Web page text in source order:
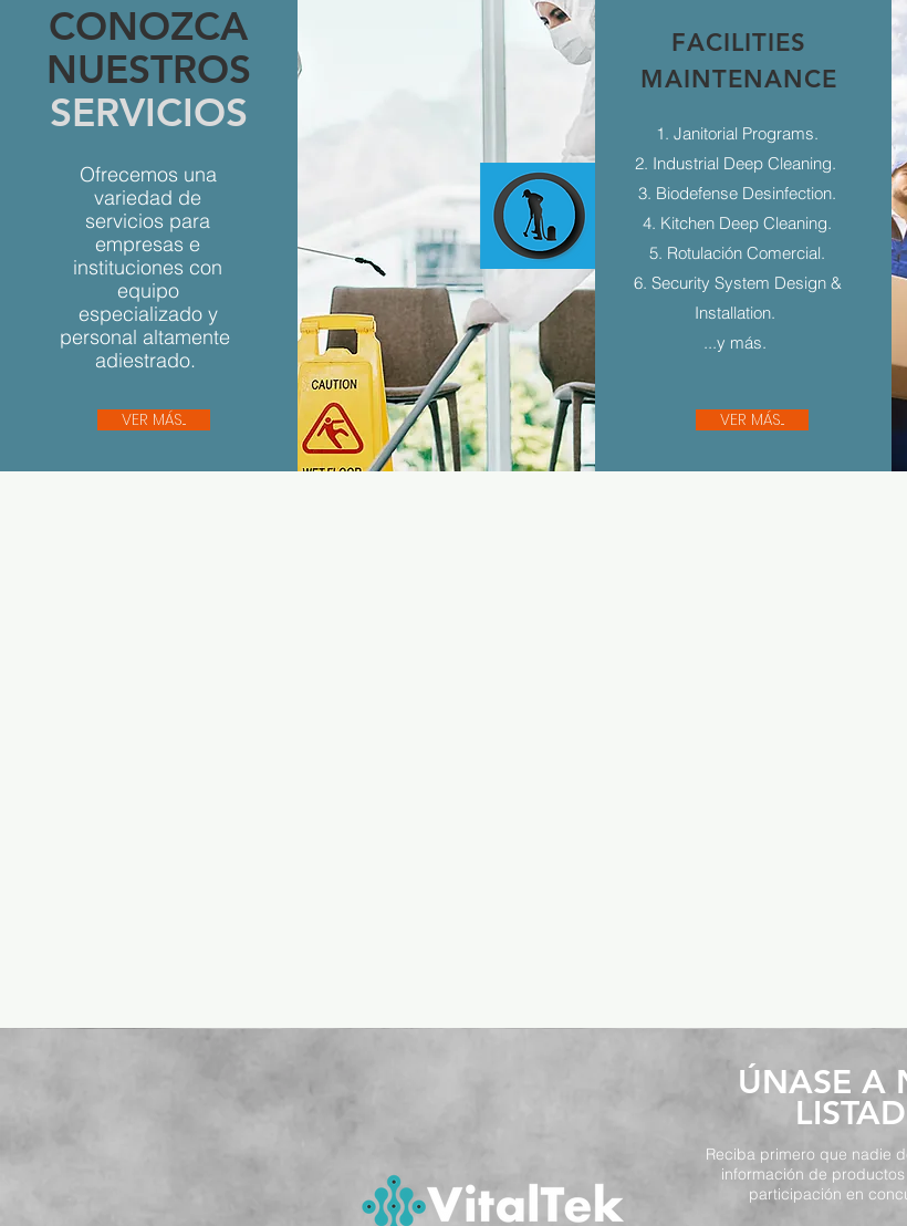
CONOZCA
NUESTROS
SERVICIOS
Ofrecemos una
variedad de
servicios para
empresas e
instituciones con
equipo
especializado y
personal altamente
adiestrado.
VER MÁS...
FACILITIES
MAINTENANCE
1. Janitorial Programs.
2. Industrial Deep Cleaning.
3. Biodefense Desinfection.
4. Kitchen Deep Cleaning.
5. Rotulación Comercial.
6. Security System Design &
Installation.
...y más.
VER MÁS...
​ÚNASE A
Reciba primero que nadie
información de
participación en